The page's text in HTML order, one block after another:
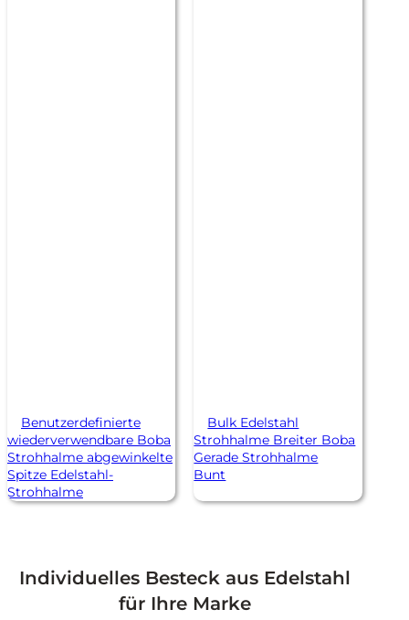
Benutzerdefinierte
wiederverwendbare Boba
Strohhalme abgewinkelte
Spitze Edelstahl-
Strohhalme
Bulk Edelstahl
Strohhalme Breiter Boba
Gerade Strohhalme
Bunt
Individuelles Besteck aus Edelstahl
für Ihre Marke